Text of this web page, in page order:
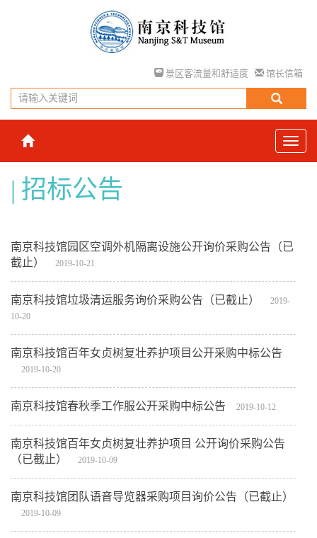
景区客流量和舒适度 馆长信箱
招标公告
南京科技馆园区空调外机隔离设施公开询价采购公告（已
截止）
2019-10-21
南京科技馆垃圾清运服务询价采购公告（已截止）
2019-
10-20
南京科技馆百年女贞树复壮养护项目公开采购中标公告
2019-10-20
南京科技馆春秋季工作服公开采购中标公告 2019-10-12
南京科技馆百年女贞树复壮养护项目 公开询价采购公告
（已截止）
2019-10-09
南京科技馆团队语音导览器采购项目询价公告（已截止）
2019-10-09